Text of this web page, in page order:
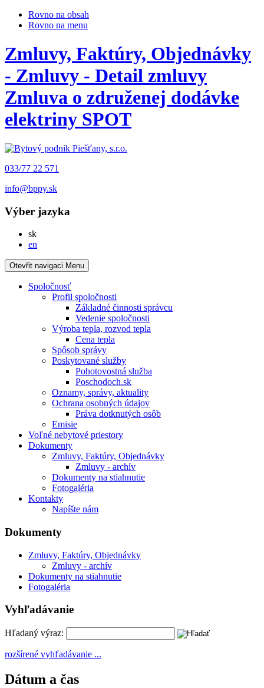
Rovno na obsah
Rovno na menu
Zmluvy, Faktúry, Objednávky
- Zmluvy - Detail zmluvy
Zmluva o združenej dodávke
elektriny SPOT
033/77 22 571
info@bppy.sk
Výber jazyka
skSlovensky
en
Otevřit navigaci Menu
Spoločnosť
Profil spoločnosti
Základné činnosti správcu
Vedenie spoločnosti
Výroba tepla, rozvod tepla
Cena tepla
Spôsob správy
Poskytované služby
Pohotovostná služba
Poschodoch.sk
Oznamy, správy, aktuality
Ochrana osobných údajov
Práva dotknutých osôb
Emisie
Voľné nebytové priestory
Dokumenty
Zmluvy, Faktúry, Objednávky
Zmluvy - archív
Dokumenty na stiahnutie
Fotogaléria
Kontakty
Napíšte nám
Dokumenty
Zmluvy, Faktúry, Objednávky
Zmluvy - archív
Dokumenty na stiahnutie
Fotogaléria
Vyhľadávanie
Hľadaný výraz:
rozšírené vyhľadávanie ...
Dátum a čas